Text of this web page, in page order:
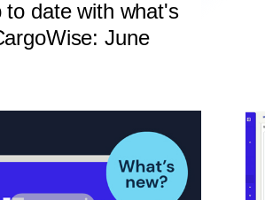
to date with what's
June